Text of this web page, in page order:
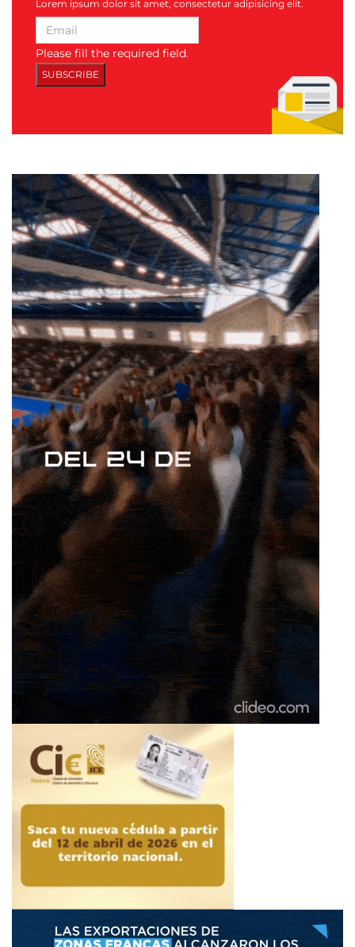
Lorem ipsum dolor sit amet, consectetur adipisicing elit.
Please fill the required field.
SUBSCRIBE